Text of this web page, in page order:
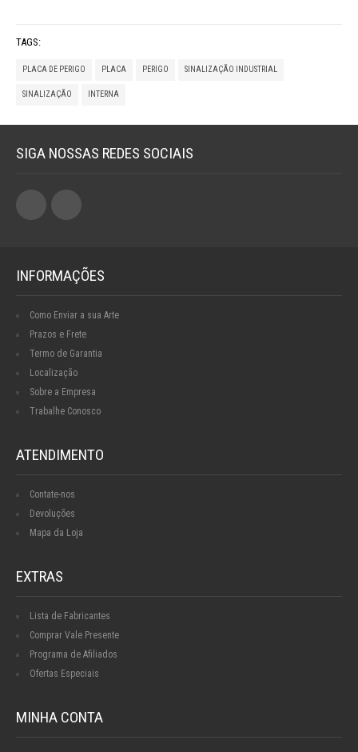
TAGS:
PLACA DE PERIGO PLACA PERIGO SINALIZAÇÃO INDUSTRIAL
SINALIZAÇÃO INTERNA
SIGA NOSSAS REDES SOCIAIS
INFORMAÇÕES
Como Enviar a sua Arte
Prazos e Frete
Termo de Garantia
Localização
Sobre a Empresa
Trabalhe Conosco
ATENDIMENTO
Contate-nos
Devoluções
Mapa da Loja
EXTRAS
Lista de Fabricantes
Comprar Vale Presente
Programa de Afiliados
Ofertas Especiais
MINHA CONTA